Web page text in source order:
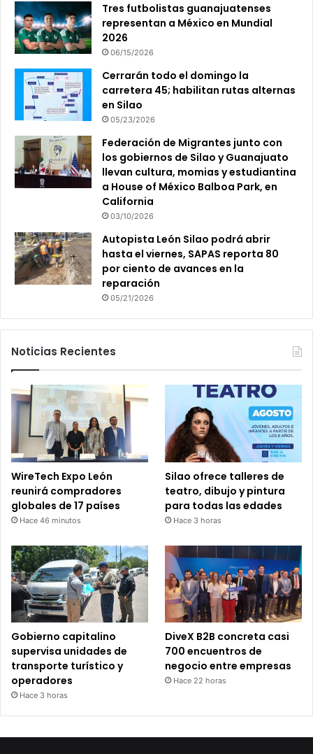
Tres futbolistas guanajuatenses
representan a México en Mundial
2026
06/15/2026
Cerrarán todo el domingo la
carretera 45; habilitan rutas alternas
en Silao
05/23/2026
Federación de Migrantes junto con
los gobiernos de Silao y Guanajuato
llevan cultura, momias y estudiantina
a House of México Balboa Park, en
California
03/10/2026
Autopista León Silao podrá abrir
hasta el viernes, SAPAS reporta 80
por ciento de avances en la
reparación
05/21/2026
Noticias Recientes
WireTech Expo León
reunirá compradores
globales de 17 países
Hace 46 minutos
Silao ofrece talleres de
teatro, dibujo y pintura
para todas las edades
Hace 3 horas
Gobierno capitalino
supervisa unidades de
transporte turístico y
operadores
Hace 3 horas
DiveX B2B concreta casi
700 encuentros de
negocio entre empresas
Hace 22 horas